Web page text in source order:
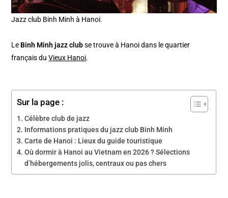
Jazz club Binh Minh à Hanoi.
Le Binh Minh jazz clubse trouve à Hanoi dans le quartier
français duVieux Hanoi.
Sur la page :
Célèbre club de jazz
Informations pratiques du jazz club Binh Minh
Carte de Hanoi : Lieux du guide touristique
Où dormir à Hanoi au Vietnam en 2026 ? Sélections
d’hébergements jolis, centraux ou pas chers